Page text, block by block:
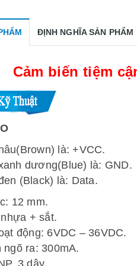
ĐỊNH NGHĨA SẢN PHẨM
Cảm biến tiệm
là: +VCC.
dương(Blue) là: GND.
(Black) là: Data.
12 mm.
+ sắt.
động: 6VDC – 36VDC.
ngõ ra: 300mA.
3 dây.